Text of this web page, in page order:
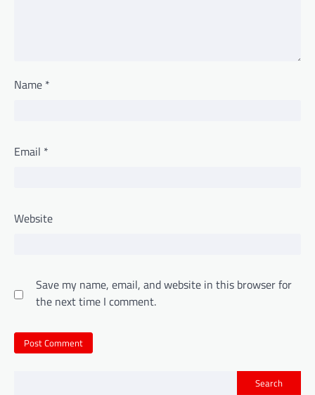
Name *
Email *
Website
Save my name, email, and website in this browser for
the next time I comment.
Search